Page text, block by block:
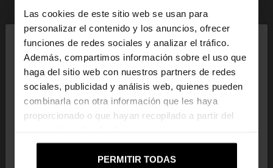
Las cookies de este sitio web se usan para
personalizar el contenido y los anuncios, ofrecer
funciones de redes sociales y analizar el tráfico.
Además, compartimos información sobre el uso que
haga del sitio web con nuestros partners de redes
sociales, publicidad y análisis web, quienes pueden
combinarla con otra información que les haya
proporcionado o que hayan recopilado a partir del
PERMITIR TODAS
hola
Estás accediendo a la web de España. ¿Quieres ir a
la web de United States?